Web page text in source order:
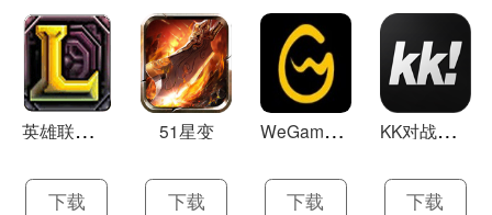
英
雄联盟LOL 13.21
下载
51星变
下载
W
eGame(腾讯游戏平台TGP) 5.10.19.1000
下载
K
K对战平台 1.0.1
下载